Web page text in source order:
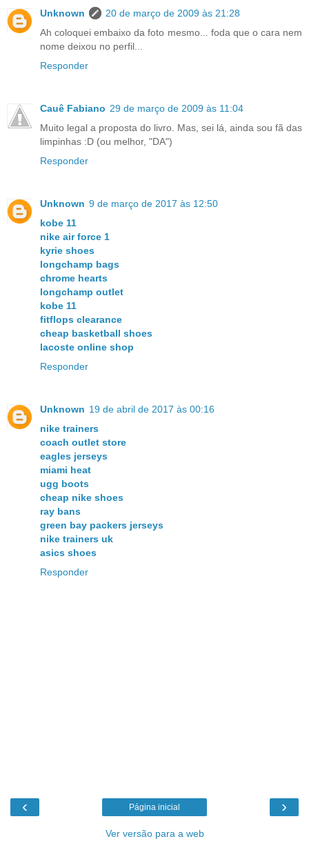
Unknown
20 de março de 2009 às 21:28
Ah coloquei embaixo da foto mesmo... foda que o cara nem
nome deixou no perfil...
Responder
Cauê Fabiano 29 de março de 2009 às 11:04
Muito legal a proposta do livro. Mas, sei lá, ainda sou fã das
limpinhas :D (ou melhor, "DA")
Responder
Unknown 9 de março de 2017 às 12:50
kobe 11
nike air force 1
kyrie shoes
longchamp bags
chrome hearts
longchamp outlet
kobe 11
fitflops clearance
cheap basketball shoes
lacoste online shop
Responder
Unknown 19 de abril de 2017 às 00:16
nike trainers
coach outlet store
eagles jerseys
miami heat
ugg boots
cheap nike shoes
ray bans
green bay packers jerseys
nike trainers uk
asics shoes
Responder
‹ ›
Página inicial
Ver versão para a web